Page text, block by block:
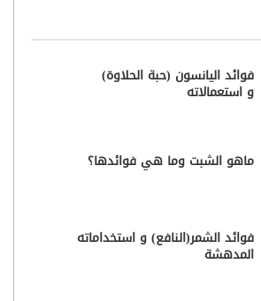
فوائد اليانسون (حبة الحلاوة)
و استعمالاته
ماهو الشبت وما هي فوائدها؟
فوائد الشمر(النافع) و استخداماته
المدهشة